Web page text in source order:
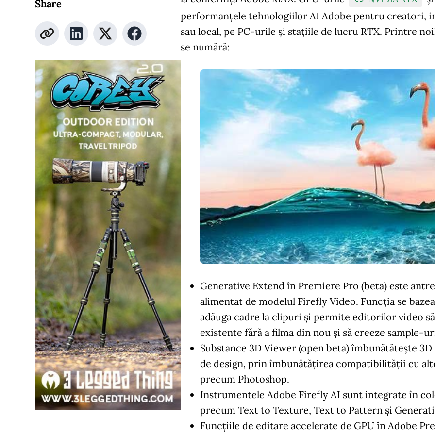
Share
performanțele tehnologiilor AI Adobe pentru creatori,
sau local, pe PC-urile și stațiile de lucru RTX. Printre
se numără:
Generative Extend în Premiere Pro (beta) este
alimentat de modelul Firefly Video. Funcția se
adăuga cadre la clipuri și permite editorilor video
existente fără a filma din nou și să creeze sample-
Substance 3D Viewer (open beta) îmbunătătește
de design, prin îmbunătățirea compatibilității cu
precum Photoshop.
Instrumentele Adobe Firefly AI sunt integrate în
precum Text to Texture, Text to Pattern și
Funcțiile de editare accelerate de GPU în Adobe